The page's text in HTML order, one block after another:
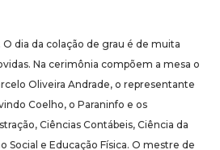
dia da colação de grau é de muita
Na cerimônia compõem a mesa o
Oliveira Andrade, o representante
Coelho, o Paraninfo e os
Ciências Contábeis, Ciência da
Social e Educação Física. O mestre de